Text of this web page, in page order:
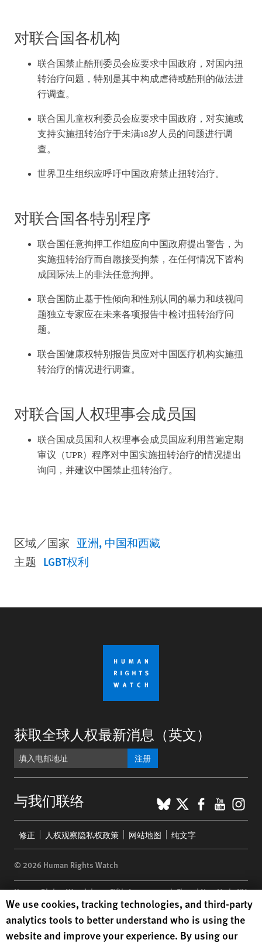
对联合国各机构
联合国禁止酷刑委员会应要求中国政府，对国内扭
转治疗问题，特别是其中构成虐待或酷刑的做法进
行调查。
联合国儿童权利委员会应要求中国政府，对实施或
支持实施扭转治疗于未满18岁人员的问题进行调
查。
世界卫生组织应呼吁中国政府禁止扭转治疗。
对联合国各特别程序
联合国任意拘押工作组应向中国政府提出警告，为
实施扭转治疗而自愿接受拘禁，在任何情况下皆构
成国际法上的非法任意拘押。
联合国防止基于性倾向和性别认同的暴力和歧视问
题独立专家应在未来各项报告中检讨扭转治疗问
题。
联合国健康权特别报告员应对中国医疗机构实施扭
转治疗的情况进行调查。
对联合国人权理事会成员国
联合国成员国和人权理事会成员国应利用普遍定期
审议（UPR）程序对中国实施扭转治疗的情况提出
询问，并建议中国禁止扭转治疗。
区域／国家 亚洲 中国和西藏
主题 LGBT权利
获取全球人权最新消息（英文）
注册
与我们联络 BlueSky
X
menu
修正 人权观察隐私权政策 网站地图 纯文字
© 2026 Human Rights Watch
Human Rights Watch| 350 Fifth Avenue, 34th Floor | New York,NY
10118-3299USA|t 1.212.290.4700
Human Rights Watchis a 501(C)(3) nonprofit registered in the US
under EIN: 13-2875808
Human Rights Watch cookie preferences
We use cookies, tracking technologies, and third-party
analytics tools to better understand who is using the
website and improve your experience. By using our